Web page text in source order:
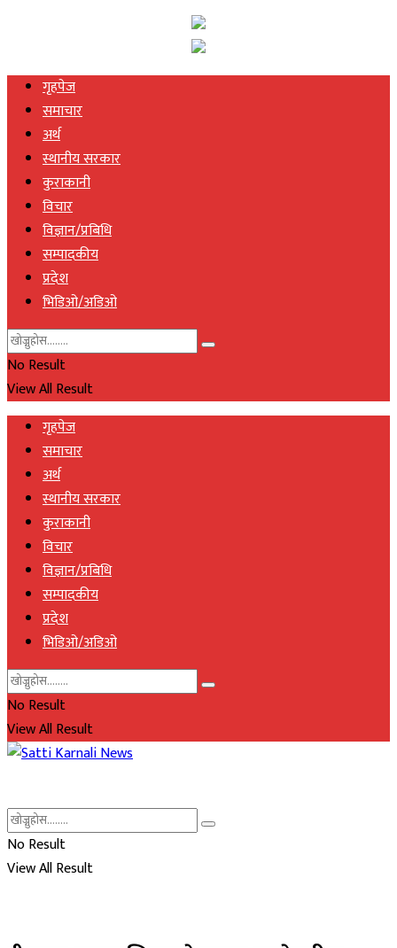
गृहपेज
समाचार
अर्थ
स्थानीय सरकार
कुराकानी
विचार
विज्ञान/प्रबिधि
सम्पादकीय
प्रदेश
भिडिओ/अडिओ
No Result
View All Result
गृहपेज
समाचार
अर्थ
स्थानीय सरकार
कुराकानी
विचार
विज्ञान/प्रबिधि
सम्पादकीय
प्रदेश
भिडिओ/अडिओ
No Result
View All Result
No Result
View All Result